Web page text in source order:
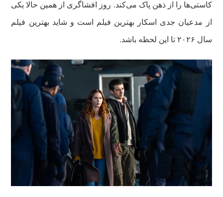
کاستی‌ها را از ذهن پاک می‌کند. روز افشاگری از همین حالا یکی
از مدعیان جدی اسکار بهترین فیلم است و شاید بهترین فیلم
سال ۲۰۲۶ تا این لحظه باشد.